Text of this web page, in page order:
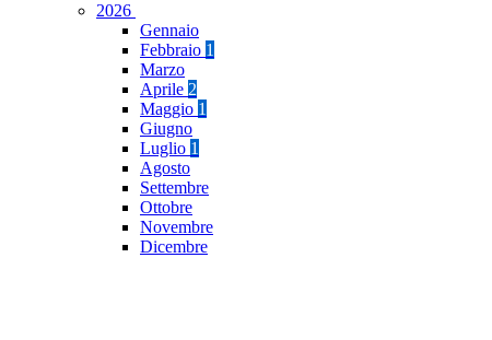
2026
Gennaio
Febbraio 1
Marzo
Aprile 2
Maggio 1
Giugno
Luglio 1
Agosto
Settembre
Ottobre
Novembre
Dicembre